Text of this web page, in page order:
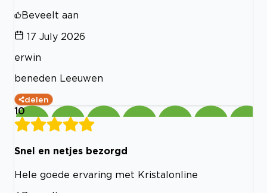
Beveelt aan
17 July 2026
erwin
beneden Leeuwen
delen
10
Snel en netjes bezorgd
Hele goede ervaring met Kristalonline